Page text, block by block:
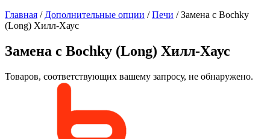
Главная / Дополнительные опции /Печи / Замена с Bochky
(Long) Хилл-Хаус
Замена с Bochky (Long) Хилл-Хаус
Товаров, соответствующих вашему запросу, не обнаружено.